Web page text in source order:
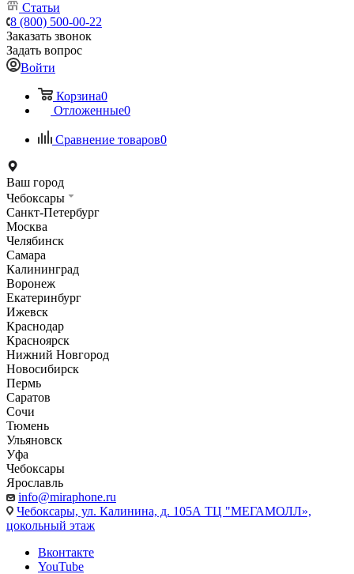
Статьи
8 (800) 500-00-22
Заказать звонок
Задать вопрос
Войти
Корзина0
Отложенные0
Сравнение товаров0
Ваш город
Чебоксары
Санкт-Петербург
Москва
Челябинск
Самара
Калининград
Воронеж
Екатеринбург
Ижевск
Краснодар
Красноярск
Нижний Новгород
Новосибирск
Пермь
Саратов
Сочи
Тюмень
Ульяновск
Уфа
Чебоксары
Ярославль
info@miraphone.ru
Чебоксары, ул. Калинина, д. 105А ТЦ "МЕГАМОЛЛ»,
цокольный этаж
Вконтакте
YouTube